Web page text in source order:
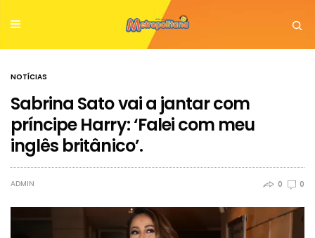
NOTÍCIAS
Sabrina Sato vai a jantar com
príncipe Harry: ‘Falei com meu
inglês britânico’.
ADMIN 0 0